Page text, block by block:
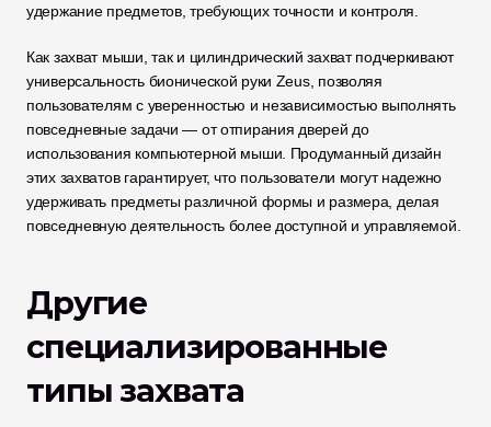
удержание предметов, требующих точности и контроля.
Как захват мыши, так и цилиндрический захват подчеркивают
универсальность бионической руки Zeus, позволяя
пользователям с уверенностью и независимостью выполнять
повседневные задачи — от отпирания дверей до
использования компьютерной мыши. Продуманный дизайн
этих захватов гарантирует, что пользователи могут надежно
удерживать предметы различной формы и размера, делая
повседневную деятельность более доступной и управляемой.
Другие
специализированные
типы захвата